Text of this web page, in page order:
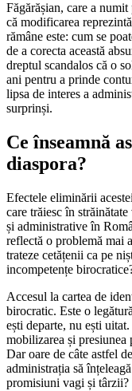
Făgărășian, care a
că modificarea
rămâne este: cum se
de a corecta această
dreptul scandalos că o
ani pentru a prinde
lipsa de interes a
surprinși.
Ce înseamnă
diaspora?
Efectele eliminării
care trăiesc în
și administrative în
reflectă o problemă mai
trateze cetățenii ca pe
incompetențe
Accesul la cartea de
birocratic. Este o
ești departe, nu ești
mobilizarea și
Dar oare de câte astfel
administrația să
promisiuni vagi și târzii?